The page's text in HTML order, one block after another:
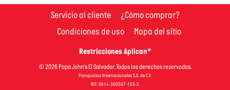
Servicio al cliente
¿Cómo comprar?
Condiciones de uso
Mapa del sitio
Restricciones Aplican*
© 2026 Papa John's El Salvador. Todos los derechos reservados.
Franquicias Internacionales S.A. de C.V.
NIT: 0614-300507-103-5